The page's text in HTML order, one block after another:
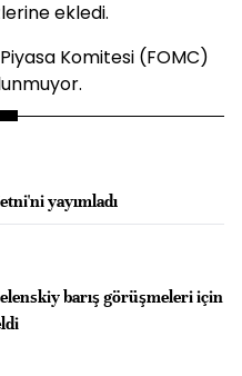
ekledi.
Komitesi (FOMC)
yayımladı
barış görüşmeleri için